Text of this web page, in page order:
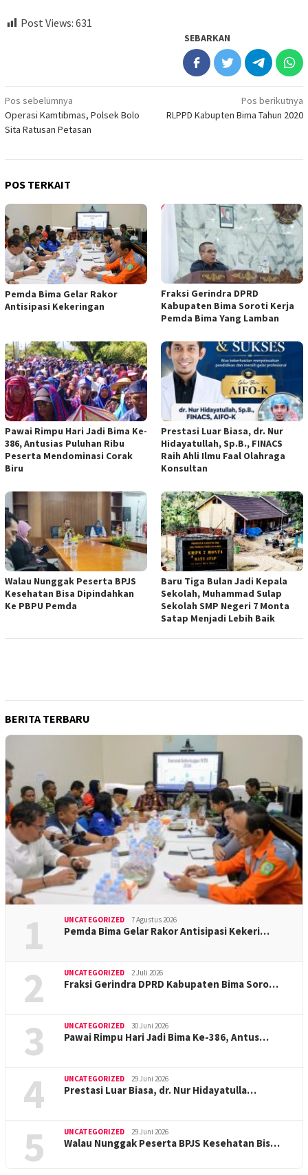
Post Views: 631
SEBARKAN
Navigasi
pos
Pos sebelumnya
Operasi Kamtibmas, Polsek Bolo
Sita Ratusan Petasan
Pos berikutnya
RLPPD Kabupten Bima Tahun 2020
POS TERKAIT
Pemda Bima Gelar Rakor
Antisipasi Kekeringan
Fraksi Gerindra DPRD
Kabupaten Bima Soroti Kerja
Pemda Bima Yang Lamban
Pawai Rimpu Hari Jadi Bima Ke-
386, Antusias Puluhan Ribu
Peserta Mendominasi Corak
Biru
Prestasi Luar Biasa, dr. Nur
Hidayatullah, Sp.B., FINACS
Raih Ahli Ilmu Faal Olahraga
Konsultan
Walau Nunggak Peserta BPJS
Kesehatan Bisa Dipindahkan
Ke PBPU Pemda
Baru Tiga Bulan Jadi Kepala
Sekolah, Muhammad Sulap
Sekolah SMP Negeri 7 Monta
Satap Menjadi Lebih Baik
BERITA TERBARU
1 UNCATEGORIZED 7 Agustus 2026
Pemda Bima Gelar Rakor Antisipasi Kekeri…
2 UNCATEGORIZED 2 Juli 2026
Fraksi Gerindra DPRD Kabupaten Bima Soro…
3 UNCATEGORIZED 30 Juni 2026
Pawai Rimpu Hari Jadi Bima Ke-386, Antus…
4 UNCATEGORIZED 29 Juni 2026
Prestasi Luar Biasa, dr. Nur Hidayatulla…
5 UNCATEGORIZED 29 Juni 2026
Walau Nunggak Peserta BPJS Kesehatan Bis…